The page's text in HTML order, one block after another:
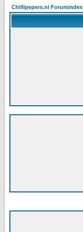
Chillipepers.nl Forumindex